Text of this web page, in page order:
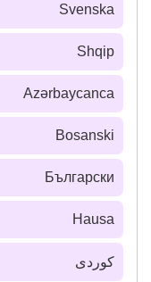
Svenska
Shqip
Azərbaycanca
Bosanski
Български
Hausa
كوردی